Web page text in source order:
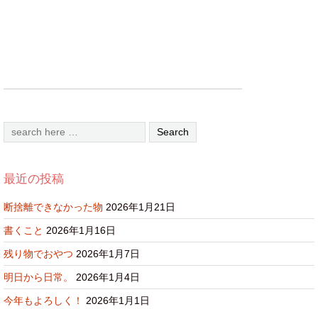
最近の投稿
断捨離できなかった物 2026年1月21日
書くこと 2026年1月16日
残り物でおやつ 2026年1月7日
明日から日常。 2026年1月4日
今年もよろしく！ 2026年1月1日